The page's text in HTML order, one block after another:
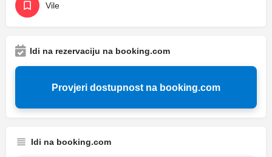
Vile
Idi na rezervaciju na booking.com
Provjeri dostupnost na booking.com
Idi na booking.com